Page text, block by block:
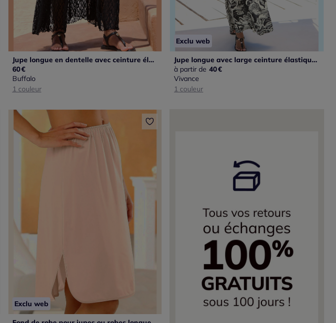
Jupe longue en dentelle avec ceinture élastique douce et doublure
60€
Buffalo
1 couleur
Exclu web
Jupe longue avec large ceinture élastique et impression florale
à partir de 40€
Vivance
1 couleur
Exclu web